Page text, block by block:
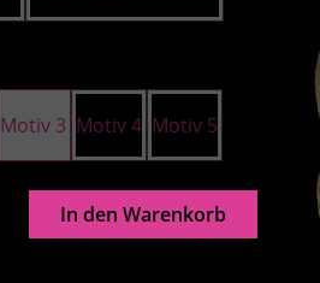
Motiv 3 Motiv 4 Motiv 5
Gib den
In den Warenkorb